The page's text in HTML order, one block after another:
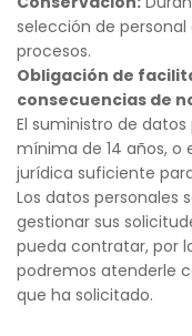
selección de
procesos.
Obligación de
consecuencias de
El suministro de
mínima de 14 años, o
jurídica suficiente
Los datos personales
gestionar sus
pueda contratar, por
podremos atenderle
que ha solicitado.